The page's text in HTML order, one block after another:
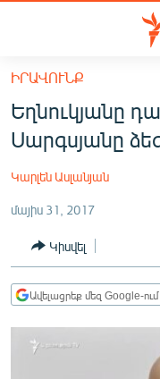
Մատչելիության
հիմնական
բովանդակությանը
Անցնել
հիմնական
մենյուին
ՀԱՅԱՍՏԱՆ
ՔԱՂԱՔԱԿԱՆ
ԸՆՏՐՈՒԹՅՈՒՆՆԵՐ
ԻՐԱՎՈՒՆՔ
ՀԱՍԱՐԱԿՈՒԹՅՈՒՆ
ՏՆՏԵՍՈՒԹՅՈՒՆ
ՊԱՏԵՐԱԶՄԻ 6
ԻՐԱՎՈՒՆՔ
Եղնուկյանը
Սարգսյանը
Կարլեն Ասլանյան
մայիս 31, 2017
Կիսվել
Ավելացրեք մեզ Google-ում